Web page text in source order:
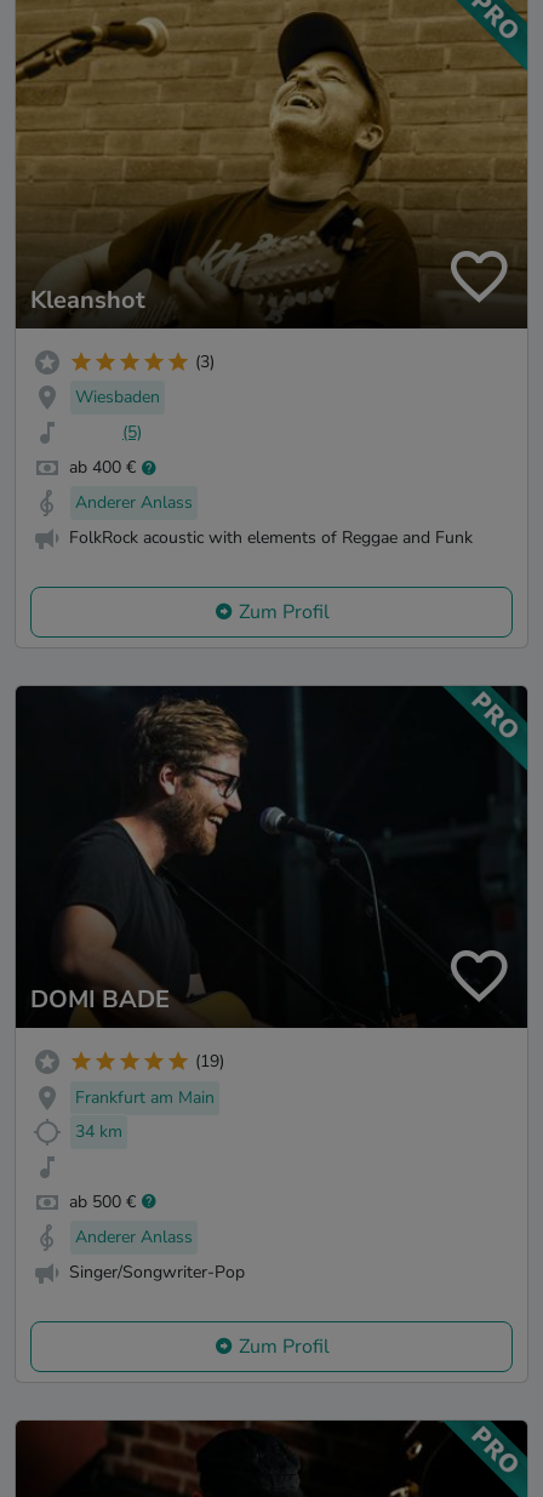
Kleanshot
(3)
Wiesbaden
(5)
ab 400 €
Anderer Anlass
FolkRock acoustic with elements of Reggae and Funk
Zum Profil
DOMI BADE
(19)
Frankfurt am Main
34 km
ab 500 €
Anderer Anlass
Singer/Songwriter-Pop
Zum Profil